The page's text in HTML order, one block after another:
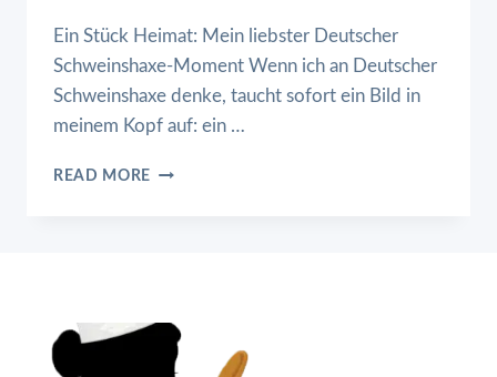
Ein Stück Heimat: Mein liebster Deutscher
Schweinshaxe-Moment Wenn ich an Deutscher
Schweinshaxe denke, taucht sofort ein Bild in
meinem Kopf auf: ein …
READ MORE DEUTSCHER